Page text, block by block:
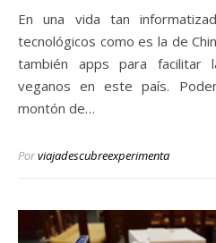
En una vida tan informatizada y con tantos avances
tecnológicos como es la de
también apps para facilitar
veganos en este país.
montón de…
Porviajadescubreexperimenta